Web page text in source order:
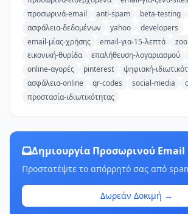
προσωρινά-email
anti-spam beta-testing
ασφάλεια-δεδομένων
yahoo
developers
email-μίας-χρήσης
email-για-15-λεπτά
εικονική-θυρίδα
επαλήθευση-λογαριασμού
online-αγορές
pinterest
ψηφιακή-
ασφάλεια-online
qr-codes social-media
προστασία-ιδιωτικότητας
Δημιουργία Προσωρινού Email
Προστατέψτε το απόρρητό σας από
Δωρεάν Δοκιμή →